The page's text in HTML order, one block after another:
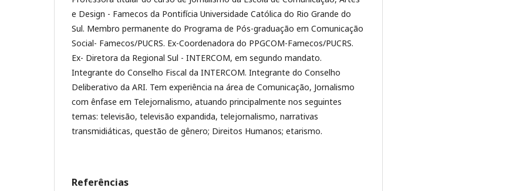
e Design - Famecos da Pontifícia Universidade Católica do Rio Grande do
Sul. Membro permanente do Programa de Pós-graduação em Comunicação
Social- Famecos/PUCRS. Ex-Coordenadora do PPGCOM-Famecos/PUCRS.
Ex- Diretora da Regional Sul - INTERCOM, em segundo mandato.
Integrante do Conselho Fiscal da INTERCOM. Integrante do Conselho
Deliberativo da ARI. Tem experiência na área de Comunicação, Jornalismo
com ênfase em Telejornalismo, atuando principalmente nos seguintes
temas: televisão, televisão expandida, telejornalismo, narrativas
transmidiáticas, questão de gênero; Direitos Humanos; etarismo.
Referências